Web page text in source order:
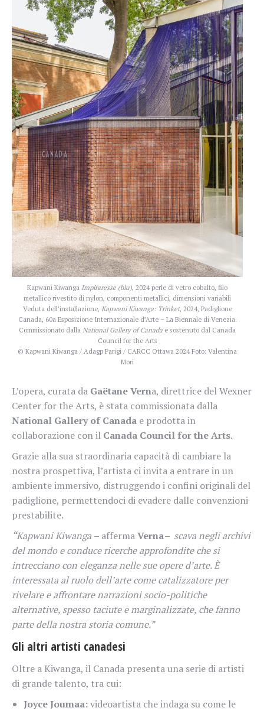
Kapwani Kiwanga Impiraresse (blu), 2024 perle di vetro cobalto, filo
metallico rivestito di nylon, componenti metallici, dimensioni variabili
Veduta dell’installazione, Kapwani Kiwanga: Trinket, 2024, Padiglione
Canada, 60a Esposizione Internazionale d’Arte – La Biennale di Venezia.
Commissionato dalla National Gallery of Canada e sostenuto dal Canada
Council for the Arts
© Kapwani Kiwanga / Adagp Parigi / CARCC Ottawa 2024 Foto: Valentina
Mori
L’opera, curata da Gaëtane Verna, direttrice del Wexner
Center for the Arts, è stata commissionata dalla
National Gallery of Canada e prodotta in
collaborazione con il Canada Council for the Arts.
Grazie alla sua straordinaria capacità di cambiare la
nostra prospettiva, l’artista ci invita a entrare in un
ambiente immersivo, distruggendo i confini originali del
padiglione, permettendoci di evadere dalle convenzioni
prestabilite.
“Kapwani Kiwanga – affermaVerna– scava negli archivi
del mondo e conduce ricerche approfondite che si
intrecciano con eleganza nelle sue opere d’arte. È
interessata al ruolo dell’arte come catalizzatore per
rivelare e affrontare narrazioni socio-politiche
alternative, spesso taciute e marginalizzate, che fanno
parte della nostra storia comune.”
Gli altri artisti canadesi
Oltre a Kiwanga, il Canada presenta una serie di artisti
di grande talento, tra cui:
Joyce Joumaa:videoartista che indaga su come le